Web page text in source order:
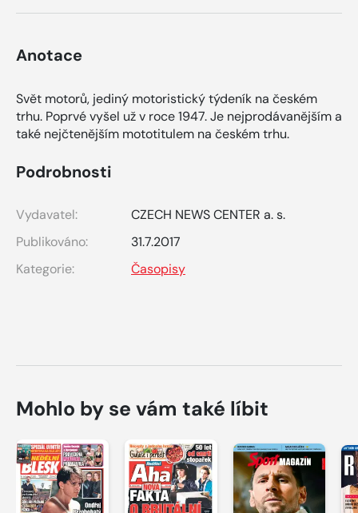
Anotace
Svět motorů, jediný motoristický týdeník na českém
trhu. Poprvé vyšel už v roce 1947. Je nejprodávanějším a
také nejčtenějším mototitulem na českém trhu.
Podrobnosti
Vydavatel:
CZECH NEWS CENTER a. s.
Publikováno:
31.7.2017
Kategorie:
Časopisy
Mohlo by se vám také líbit